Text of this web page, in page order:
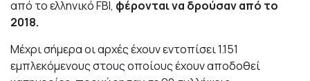
από το ελληνικό FBI, φέρονται να δρούσαν από το
2018.
Μέχρι σήμερα οι αρχές έχουν εντοπίσει 1.151
εμπλεκόμενους στους οποίους έχουν αποδοθεί